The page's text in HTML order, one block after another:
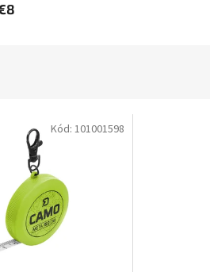
Kód: 101001598